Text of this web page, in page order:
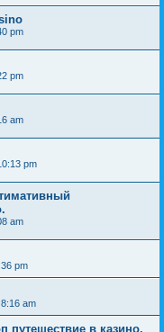
pm
pm
am
pm
am
pm
am
путешествие в казино.